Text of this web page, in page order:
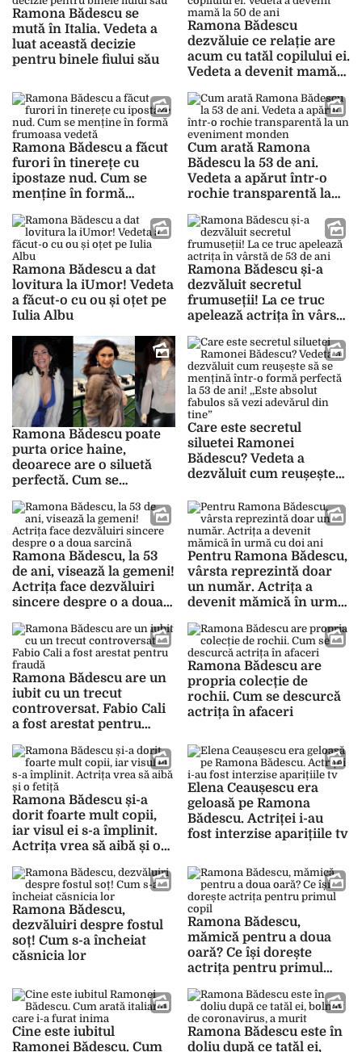
Ramona Bădescu se
mută în Italia. Vedeta a
luat această decizie
pentru binele fiului său
Ramona Bădescu
dezvăluie ce relație are
acum cu tatăl copilului ei.
Vedeta a devenit mamă
Ramona Bădescu a făcut
furori în tinerețe cu
ipostaze nud. Cum se
menține în formă
Cum arată Ramona
Bădescu la 53 de ani.
Vedeta a apărut într-o
rochie transparentă la
Ramona Bădescu a dat
lovitura la iUmor! Vedeta
a făcut-o cu ou și oțet pe
Iulia Albu
Ramona Bădescu și-a
dezvăluit secretul
frumuseții! La ce truc
apelează actrița în vârstă
Ramona Bădescu poate
purta orice haine,
deoarece are o siluetă
perfectă. Cum se
Care este secretul
siluetei Ramonei
Bădescu? Vedeta a
dezvăluit cum reușește
formă perfectă la 53 de
ani! ,,Este absolut fabulos
să vezi adevărul din tine”
Ramona Bădescu, la 53
de ani, visează la gemeni!
Actrița face dezvăluiri
sincere despre o a doua
Pentru Ramona Bădescu,
vârsta reprezintă doar
un număr. Actrița a
devenit mămică în urmă
Ramona Bădescu are un
iubit cu un trecut
controversat. Fabio Cali
a fost arestat pentru
Ramona Bădescu are
propria colecție de
rochii. Cum se descurcă
actrița în afaceri
Ramona Bădescu și-a
dorit foarte mult copii,
iar visul ei s-a împlinit.
Actrița vrea să aibă și o
Elena Ceaușescu era
geloasă pe Ramona
Bădescu. Actriței i-au
fost interzise aparițiile tv
Ramona Bădescu,
dezvăluiri despre fostul
soț! Cum s-a încheiat
căsnicia lor
Ramona Bădescu,
mămică pentru a doua
oară? Ce își dorește
actrița pentru primul
Cine este iubitul
Ramonei Bădescu. Cum
Ramona Bădescu este în
doliu după ce tatăl ei,